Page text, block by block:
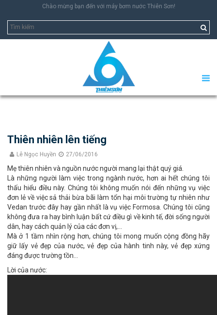
Chào mừng bạn đến với máy bơm nước Thiên Sơn!
Thiên nhiên lên tiếng
Lê Ngọc Huyền 27/06/2016
Mẹ thiên nhiên và nguồn nước người mang lại thật quý giá.
Là những người làm việc trong ngành nước, hơn ai hết chúng tôi
thấu hiểu điều này. Chúng tôi không muốn nói đến những vụ việc
đơn lẻ về việc sả thải bừa bãi làm tổn hại môi trường tự nhiên như
Vedan trước đây hay gần nhất là vụ việc Formosa . Chúng tôi cũng
không đưa ra hay bình luận bất cứ điều gì về kinh tế, đời sống người
dân, hay cách quản lý của các đơn vị,...
Mà ở 1 tầm nhìn rộng hơn, chúng tôi mong muốn cộng đồng hãy
giữ lấy vẻ đẹp của nước, vẻ đẹp của hành tinh này, vẻ đẹp xứng
đáng được trường tồn...
Lời của nước: